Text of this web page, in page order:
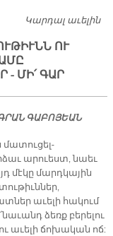
Կարդալ աւելին
ՈՒ
- ՄԻ՛ ԳԱՐ
ԳԱԲՈՅԵԱՆ
մատուցել-
արուեստ, նաեւ
մէկը մարդկային
աւելի հակում
ձեռք բերելու
աւելի ճոխական ոճ: